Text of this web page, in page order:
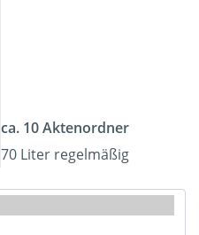
ca. 10 Aktenordner
70 Liter regelmäßig